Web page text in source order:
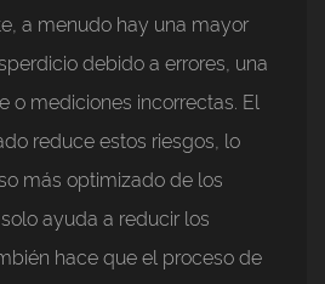
a menudo hay una mayor
debido a errores, una
o mediciones incorrectas. El
reduce estos riesgos, lo
más optimizado de los
ayuda a reducir los
hace que el proceso de